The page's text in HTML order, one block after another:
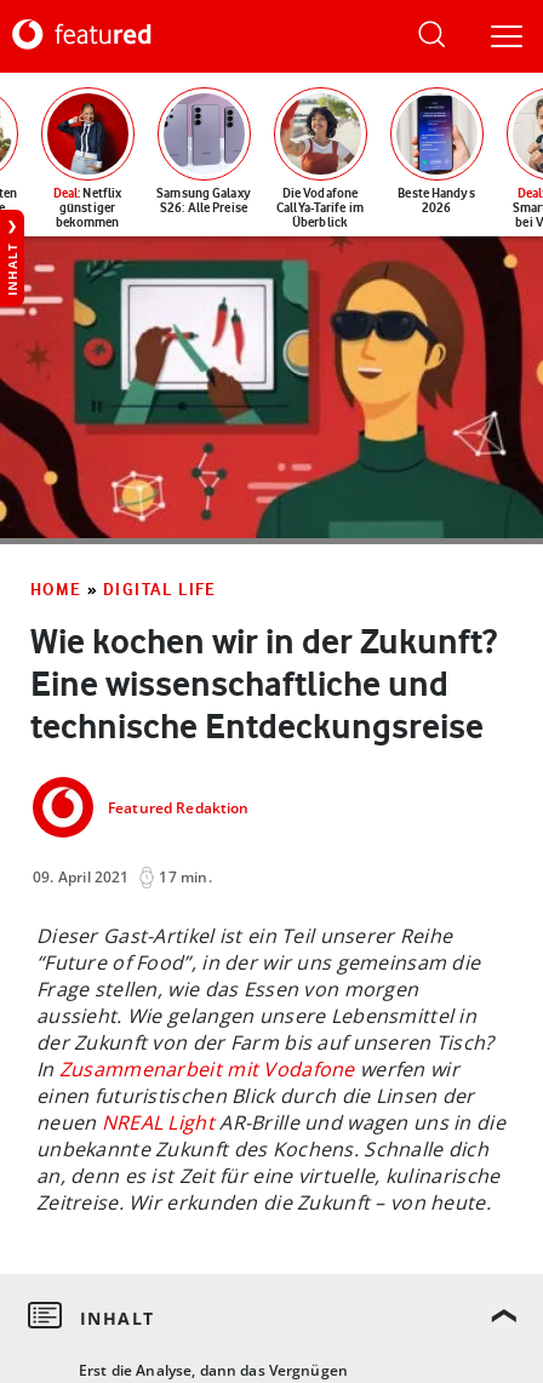
Deal: Netflix
günstiger
bekommen
Samsung Galaxy
S26: Alle Preise
Die Vodafone
CallYa-Tarife im
Überblick
Beste Handys
2026
Deal
bei
INHALT
HOME » DIGITAL LIFE
Wie kochen wir in der Zukunft?
Eine wissenschaftliche und
technische Entdeckungsreise
Featured Redaktion
09. April 2021 17 min.
Erst die Analyse, dann das Vergnügen
Dieser Gast-Artikel ist ein Teil unserer Reihe
“Future of Food”, in der wir uns gemeinsam die
Frage stellen, wie das Essen von morgen
aussieht. Wie gelangen unsere Lebensmittel in
der Zukunft von der Farm bis auf unseren Tisch?
In Zusammenarbeit mit Vodafonewerfen wir
einen futuristischen Blick durch die Linsen der
neuen NREAL LightAR-Brille und wagen uns in die
unbekannte Zukunft des Kochens. Schnalle dich
an, denn es ist Zeit für eine virtuelle, kulinarische
Zeitreise. Wir erkunden die Zukunft – von heute.